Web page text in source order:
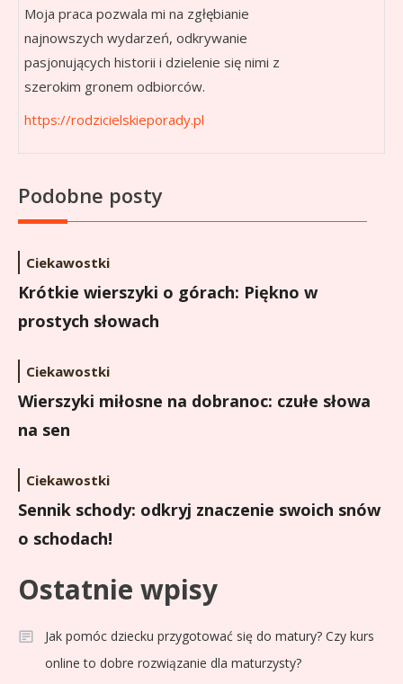
Moja praca pozwala mi na zgłębianie
najnowszych wydarzeń, odkrywanie
pasjonujących historii i dzielenie się nimi z
szerokim gronem odbiorców.
https://rodzicielskieporady.pl
Podobne posty
Ciekawostki
Krótkie wierszyki o górach: Piękno w
prostych słowach
Ciekawostki
Wierszyki miłosne na dobranoc: czułe słowa
na sen
Ciekawostki
Sennik schody: odkryj znaczenie swoich snów
o schodach!
Ostatnie wpisy
Jak pomóc dziecku przygotować się do matury? Czy kurs
online to dobre rozwiązanie dla maturzysty?